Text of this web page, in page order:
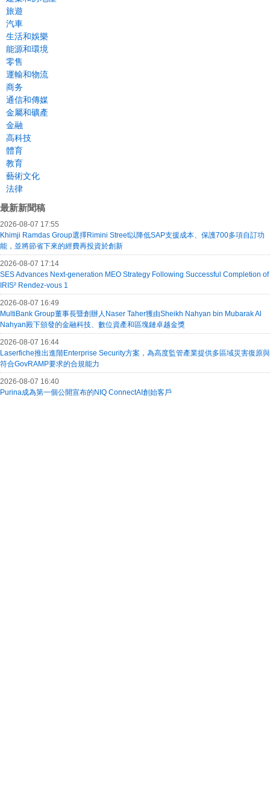
旅遊
汽車
生活和娛樂
能源和環境
零售
運輸和物流
商务
通信和傳媒
金屬和礦產
金融
高科技
體育
教育
藝術文化
法律
最新新聞稿
2026-08-07 17:55
Khimji Ramdas Group選擇Rimini Street以降低SAP支援成本、保護700多項自訂功
能，並將節省下來的經費再投資於創新
2026-08-07 17:14
SES Advances Next-generation MEO Strategy Following Successful Completion of
IRIS² Rendez-vous 1
2026-08-07 16:49
MultiBank Group董事長暨創辦人Naser Taher獲由Sheikh Nahyan bin Mubarak Al
Nahyan殿下頒發的金融科技、數位資產和區塊鏈卓越金獎
2026-08-07 16:44
Laserfiche推出進階Enterprise Security方案，為高度監管產業提供多區域災害復原與
符合GovRAMP要求的合規能力
2026-08-07 16:40
Purina成為第一個公開宣布的NIQ ConnectAI創始客戶